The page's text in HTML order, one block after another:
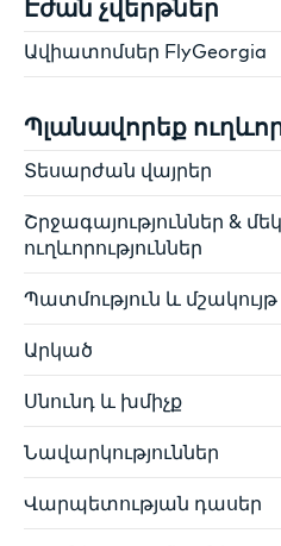
Էժան չվերթներ
Ավիատոմսեր FlyGeorgia
Պլանավորեք
Տեսարժան վայրեր
Շրջագայություններ &
ուղևորություններ
Պատմություն և մշակույթ
Արկած
Սնունդ և խմիչք
Նավարկություններ
Վարպետության դասեր